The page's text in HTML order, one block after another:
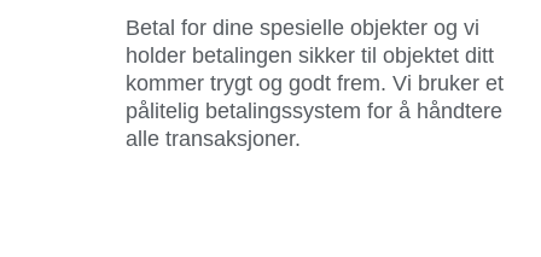
Betal for dine spesielle objekter og vi
holder betalingen sikker til objektet ditt
kommer trygt og godt frem. Vi bruker et
pålitelig betalingssystem for å håndtere
alle transaksjoner.